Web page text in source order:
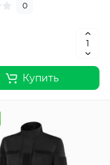
0
Купить